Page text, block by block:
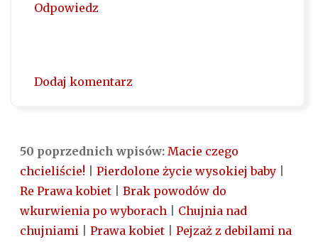
Odpowiedz
Dodaj komentarz
50 poprzednich wpisów: Macie czego
chcieliście!
Pierdolone życie wysokiej baby
Re Prawa kobiet
Brak powodów do
wkurwienia po wyborach
Chujnia nad
chujniami
Prawa kobiet
Pejzaż z debilami na